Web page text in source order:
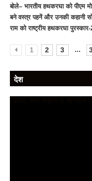
बोले– भारतीय हथकरघा को पीएम
बने वस्त्र पहनें और उनकी कहानी
राम को राष्ट्रीय हथकरघा
1 2 3 ...
देश